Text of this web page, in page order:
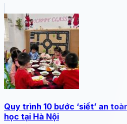
Quy trình 10 bước ‘siết’ an
học tại Hà Nội